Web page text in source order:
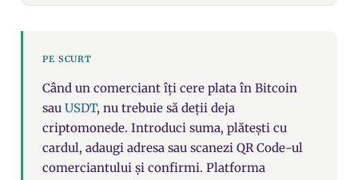
PE SCURT
Când un comerciant îți cere plata în Bitcoin
sau USDT, nu trebuie să deții deja
criptomonede. Introduci suma, plătești cu
cardul, adaugi adresa sau scanezi QR Code-ul
comerciantului și confirmi. Platforma